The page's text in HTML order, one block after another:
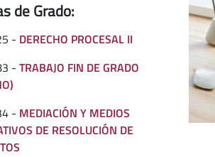
de Grado:
- DERECHO PROCESAL II
-TRABAJO FIN DE GRADO
- MEDIACIÓN Y MEDIOS
DE RESOLUCIÓN DE